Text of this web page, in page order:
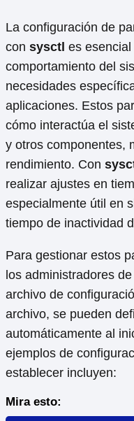
La configuración de
con sysctl es esencial
comportamiento del
necesidades
aplicaciones. Estos
cómo interactúa el
y otros componentes,
rendimiento. Con
realizar ajustes en
especialmente útil en
tiempo de inactividad
Para gestionar estos
los administradores
archivo de
archivo, se pueden
automáticamente al
ejemplos de
establecer incluyen:
Mira esto: